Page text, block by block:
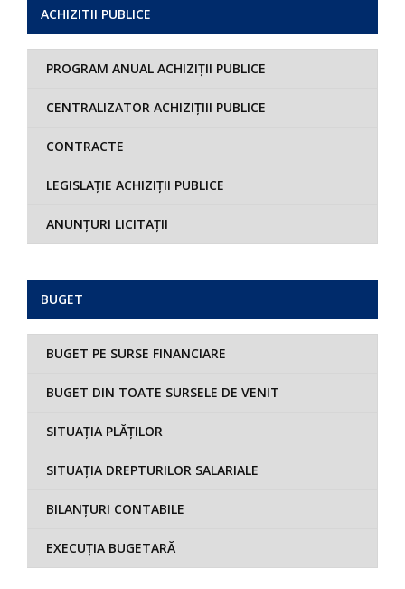
ACHIZITII PUBLICE
PROGRAM ANUAL ACHIZIȚII PUBLICE
CENTRALIZATOR ACHIZIȚIII PUBLICE
CONTRACTE
LEGISLAȚIE ACHIZIȚII PUBLICE
ANUNȚURI LICITAȚII
BUGET
BUGET PE SURSE FINANCIARE
BUGET DIN TOATE SURSELE DE VENIT
SITUAȚIA PLĂȚILOR
SITUAȚIA DREPTURILOR SALARIALE
BILANȚURI CONTABILE
EXECUȚIA BUGETARĂ